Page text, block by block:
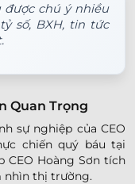
chú ý nhiều
số, BXH, tin tức
Quan Trọng
sự nghiệp của CEO
chiến quý báu tại
CEO Hoàng Sơn tích
nhìn thị trường.